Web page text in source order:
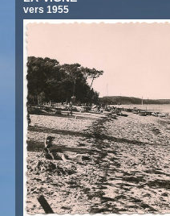
vers 1955